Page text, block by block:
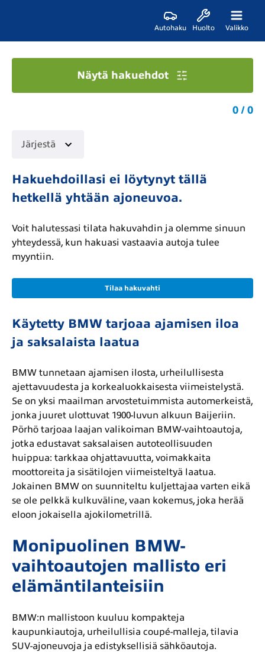
Autohaku Huolto Valikko
Näytä hakuehdot
0 / 0
Järjestä
Hakuehdoillasi ei löytynyt tällä
hetkellä yhtään ajoneuvoa.
Voit halutessasi tilata hakuvahdin ja olemme sinuun
yhteydessä, kun hakuasi vastaavia autoja tulee
myyntiin.
Tilaa hakuvahti
Käytetty BMW tarjoaa ajamisen iloa
ja saksalaista laatua
BMW tunnetaan ajamisen ilosta, urheilullisesta
ajettavuudesta ja korkealuokkaisesta viimeistelystä.
Se on yksi maailman arvostetuimmista automerkeistä,
jonka juuret ulottuvat 1900-luvun alkuun Baijeriin.
Pörhö tarjoaa laajan valikoiman BMW-vaihtoautoja,
jotka edustavat saksalaisen autoteollisuuden
huippua: tarkkaa ohjattavuutta, voimakkaita
moottoreita ja sisätilojen viimeisteltyä laatua.
Jokainen BMW on suunniteltu kuljettajaa varten eikä
se ole pelkkä kulkuväline, vaan kokemus, joka herää
eloon jokaisella ajokilometrillä.
Monipuolinen BMW-
vaihtoautojen mallisto eri
elämäntilanteisiin
BMW:n mallistoon kuuluu kompakteja
kaupunkiautoja, urheilullisia coupé-malleja, tilavia
SUV-ajoneuvoja ja edistyksellisiä sähköautoja.